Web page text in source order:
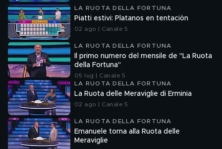
LA RUOTA DELLA FORTUNA
Piatti estivi: Platanos en tentaciòn
02 ago | Canale 5
LA RUOTA DELLA FORTUNA
Il primo numero del mensile de "La Ruota
della Fortuna"
05 lug | Canale 5
LA RUOTA DELLA FORTUNA
La Ruota delle Meraviglie di Erminia
02 ago | Canale 5
LA RUOTA DELLA FORTUNA
Emanuele torna alla Ruota delle
Meraviglie